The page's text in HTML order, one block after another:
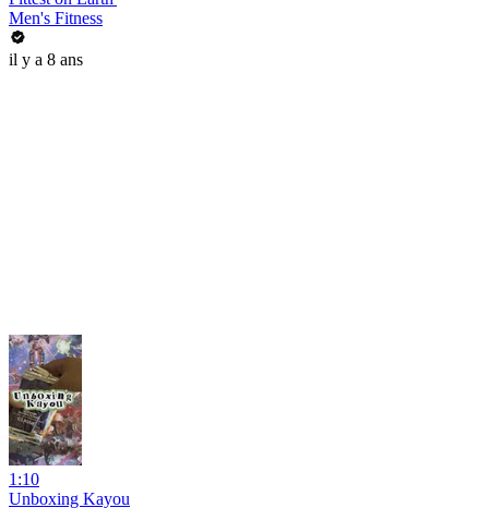
Men's Fitness
il y a 8 ans
1:10
Unboxing Kayou